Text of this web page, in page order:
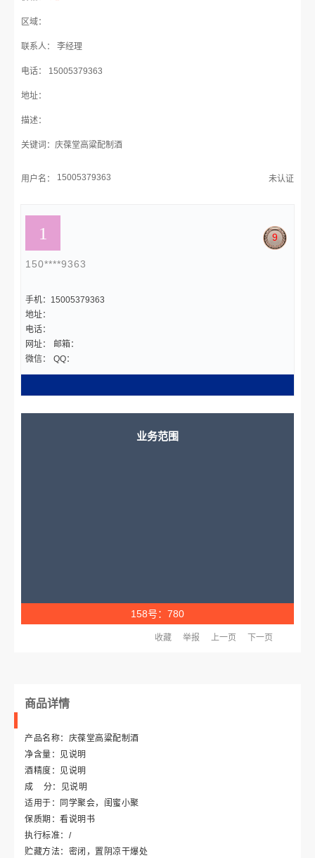
区域：
联系人： 李经理
电话： 15005379363
地址：
描述：
关键词：庆葆堂高粱配制酒
用户名： 15005379363 未认证
150****9363
9
手机：15005379363
地址：
电话：
网址：
邮箱：
微信：
QQ：
业务范围
158号：780
收藏 举报 上一页 下一页
商品详情
产品名称：庆葆堂高粱配制酒
净含量：见说明
酒精度：见说明
成 分：见说明
适用于：同学聚会，闺蜜小聚
保质期：看说明书
执行标准：/
贮藏方法：密闭，置阴凉干爆处